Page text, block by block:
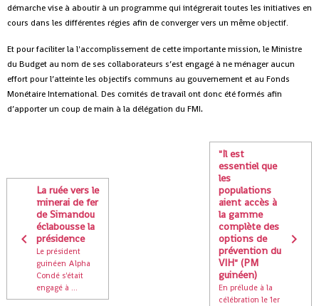
démarche vise à aboutir à un programme qui intégrerait toutes les initiatives en
cours dans les différentes régies afin de converger vers un même objectif.
Et pour faciliter la l'accomplissement de cette importante mission, le Ministre
du Budget au nom de ses collaborateurs s’est engagé à ne ménager aucun
effort pour l’atteinte les objectifs communs au gouvernement et au Fonds
Monétaire International. Des comités de travail ont donc été formés afin
d’apporter un coup de main à la délégation du FMI.
La ruée vers le
minerai de fer
de Simandou
éclabousse la
présidence
Le président
guinéen Alpha
Condé s'était
engagé à ...
"Il est
essentiel que
les
populations
aient accès à
la gamme
complète des
options de
prévention du
VIH" (PM
guinéen)
En prélude à la
célébration le 1er